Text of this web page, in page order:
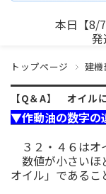
本日【8/
トップページ 建
【Q＆A】 オイル
▼作動油の数字の
３２・４６はオ
数値が小さいほ
オイル」であるこ